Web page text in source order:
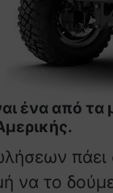
ένα από
να το